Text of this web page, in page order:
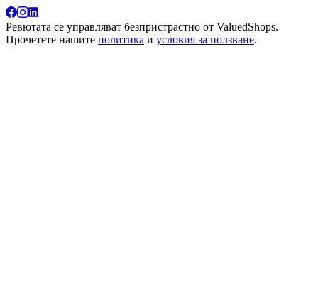
Ревютата се управляват безпристрастно от ValuedShops.
Прочетете нашите политика и условия за ползване.